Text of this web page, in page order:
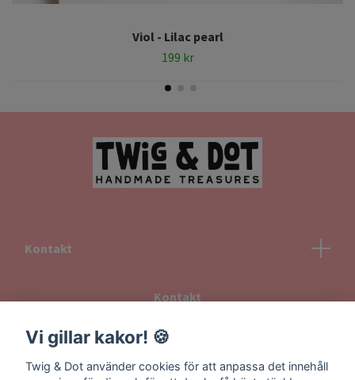
Viol - Lilac pearl
199 kr
Kontakt
Kontakt
Returvillkor
Information om frakt
Vi gillar kakor! 🍪
Twig & Dot använder cookies för att anpassa det innehåll